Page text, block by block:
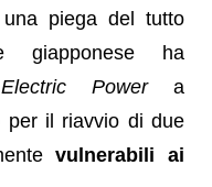
piega del tutto
giapponese ha
Powera
per il riavvio di due
vulnerabili ai